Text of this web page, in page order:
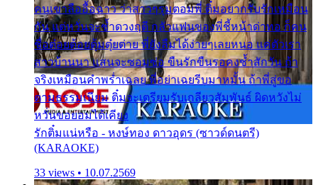
คนเขาลืออื้อฉาว ว่าสาวๆรุมตอมพี่ ติ๋มอยากรับรักเหมือน
กัน แต่หวั่นจะช้ำดวงฤดี กลัวแฟนของพี่ชี้หน้าด่าทอ ก็คน
ชื่อต๋อยต้อยตุ้มตุ๋ยต่าย พี่ยังลืมได้ง่ายๆเลยหนอ แค่ตัวเรา
สาวบ้านนา แสนจะซอมซ่อ ขืนรักขืนรอคงช้ำสักวัน ถ้า
จริงเหมือนคำพร่ำเฉลย พี่อย่าเฉยรีบมาหมั้น ถ้าพี่สู่ขอ
ตามธรรมเนียม ติ๋มจะเตรียมรับเกลียวสัมพันธ์ ผิดหวังไม่
หวั่นขอยอมได้เคียง
รักติ๋มแน่หรือ - หงษ์ทอง ดาวอุดร (ซาวด์ดนตรี)
(KARAOKE)
33 views • 10.07.2569